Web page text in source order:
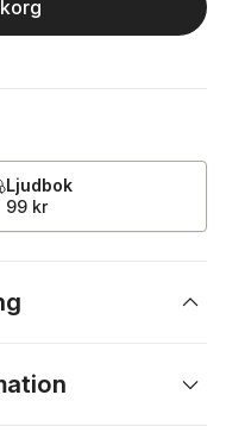
Ljudbok
99 kr